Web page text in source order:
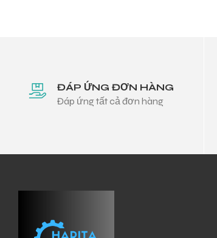
ĐÁP ỨNG ĐƠN HÀNG
Đáp ứng tất cả đơn hàng